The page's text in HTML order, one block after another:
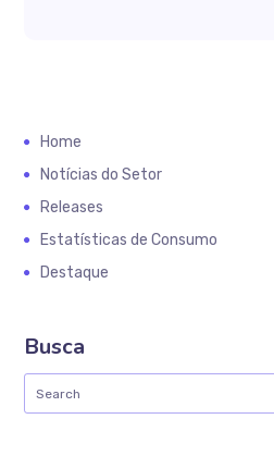
Home
Notícias do Setor
Releases
Estatísticas de Consumo
Destaque
Busca